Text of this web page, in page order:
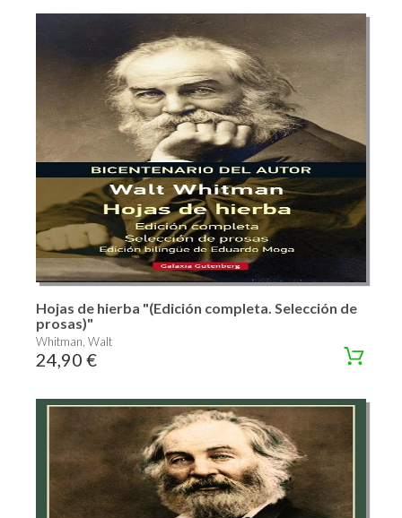
Hojas de hierba "(Edición completa. Selección de
prosas)"
Whitman, Walt
24,90 €